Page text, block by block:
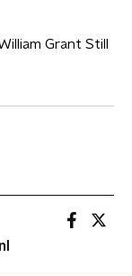
Grant Still